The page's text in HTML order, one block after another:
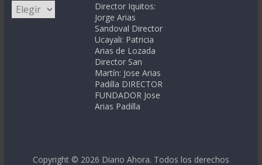
Categorías
Director Iquitos:
Jorge Arias
Sandoval Director
Ucayali: Patricia
Arias de Lozada
Director San
Martín: Jose Arias
Padilla DIRECTOR
FUNDADOR Jose
Arias Padilla
Copyright © 2026 Diario Ahora. Todos los derechos